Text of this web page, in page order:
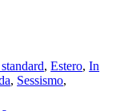
,Estero,In
, Sessismo,